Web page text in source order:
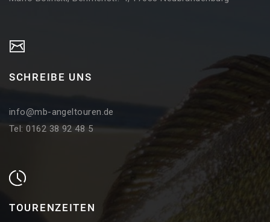
SCHREIBE UNS
info@mb-angeltouren.de
Tel: 0162 38 92 48 5
TOURENZEITEN